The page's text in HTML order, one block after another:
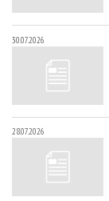
30.07.2026
28.07.2026